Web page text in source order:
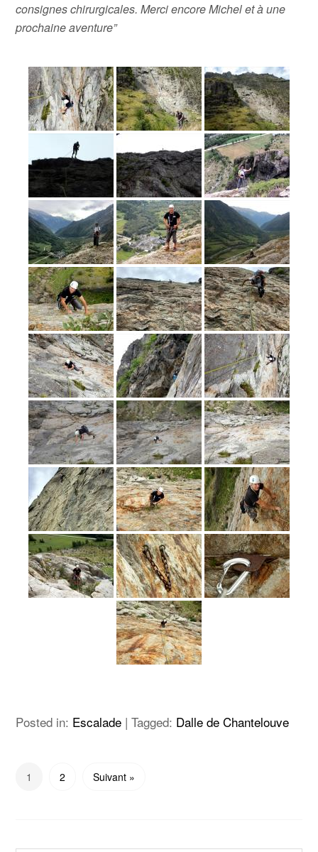
consignes chirurgicales. Merci encore Michel et à une
prochaine aventure”
Posted in: Escalade |Tagged: Dalle de Chantelouve
1 2 Suivant »